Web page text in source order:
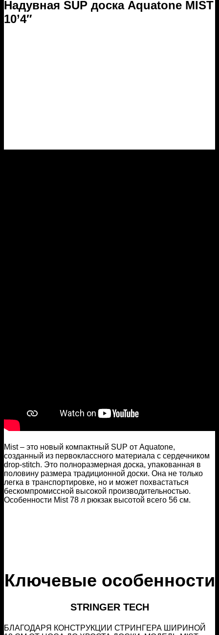
Надувная SUP доска Aquatone MIST
10’4″
Mist – это новый компактный SUP от Aquatone,
созданный из первоклассного материала с сердечником
drop-stitch. Это полноразмерная доска, упакованная в
половину размера традиционной доски. Она не только
легка в транспортировке, но и может похвастаться
бескомпромиссной высокой производительностью.
Особенности Mist 78 л рюкзак высотой всего 56 см.
Ключевые особенности
STRINGER TECH
БЛАГОДАРЯ КОНСТРУКЦИИ СТРИНГЕРА ШИРИНОЙ